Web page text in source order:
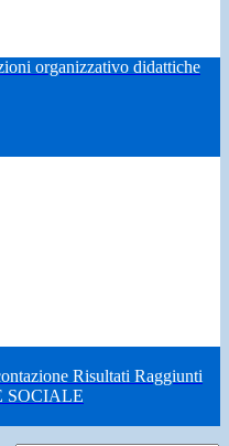
organizzativo didattiche
Risultati Raggiunti
SOCIALE